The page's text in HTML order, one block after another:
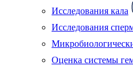
Исследования кала
Исследования
Оценка системы